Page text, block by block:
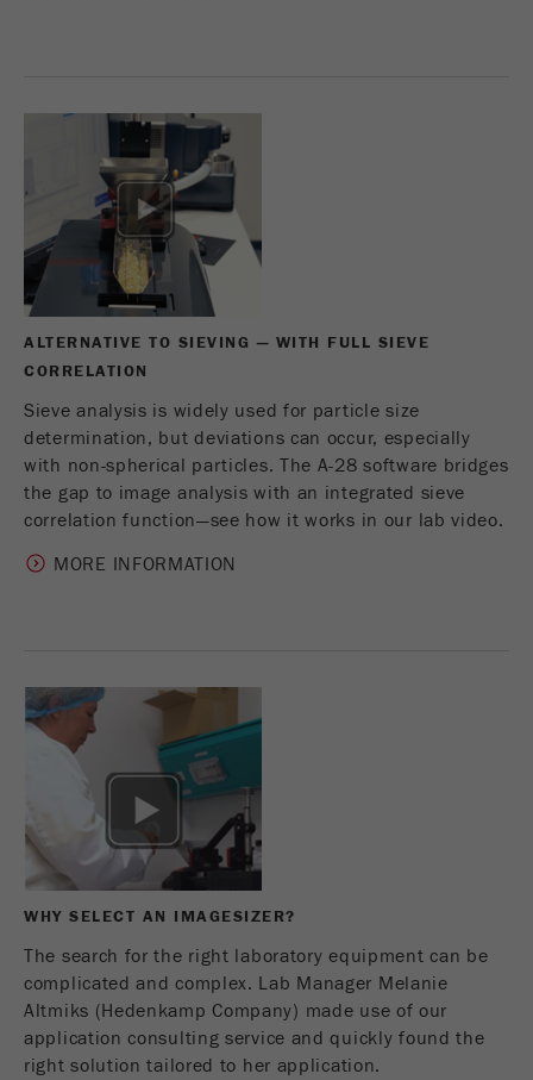
Objectif
informations transmises via les paramètres de
suivi de campagne. Ce cookie stocke
également si la source des visiteurs de la
dernière visite était différente de la source
actuelle. Si aucune information sur la source
du visiteur ne peut être déterminée, le cookie
n'est pas modifié. De cette façon, Google
Analytics peut associer des informations sur
les visiteurs telles que les conversions et les
transactions de commerce électronique à une
d'informations historiques sur les anciennes
sources de visiteurs.
Cycle de vie
des cookies
6 mois
Nom _ga
Objectif
générer des statistiques des données sur la
façon dont le visiteur utilise le site Web.
Cycle de vie
des cookies
2 ans
Nom _gid
Fournisseur google
Objectif
Utilisé par Google Analytics pour limiter le
taux de demande.
Cycle de vie des
cookies
1 jour
ALTERNATIVE TO SIEVING — WITH FULL SIEVE
CORRELATION
Sieve analysis is widely used for particle size
determination, but deviations can occur, especially
with non-spherical particles. The A-28 software bridges
the gap to image analysis with an integrated sieve
correlation function—see how it works in our lab video.
MORE INFORMATION
WHY SELECT AN IMAGESIZER?
The search for the right laboratory equipment can be
complicated and complex. Lab Manager Melanie
Altmiks (Hedenkamp Company) made use of our
application consulting service and quickly found the
right solution tailored to her application.